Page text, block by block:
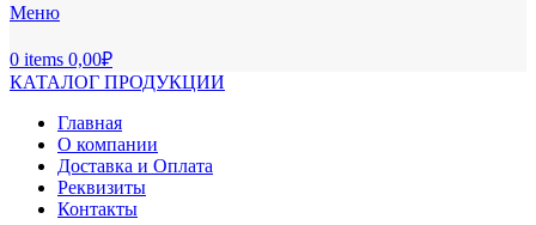
Меню
0 items 0,00₽
КАТАЛОГ ПРОДУКЦИИ
Главная
О компании
Доставка и Оплата
Реквизиты
Контакты